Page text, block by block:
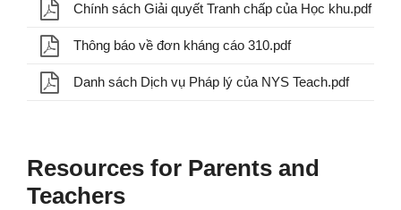
Chính sách Giải quyết Tranh chấp của Học khu.pdf
Thông báo về đơn kháng cáo 310.pdf
Danh sách Dịch vụ Pháp lý của NYS Teach.pdf
Resources for Parents and
Teachers